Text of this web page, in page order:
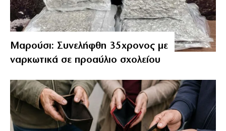
Μαρούσι: Συνελήφθη 35χρονος με
ναρκωτικά σε προαύλιο σχολείου